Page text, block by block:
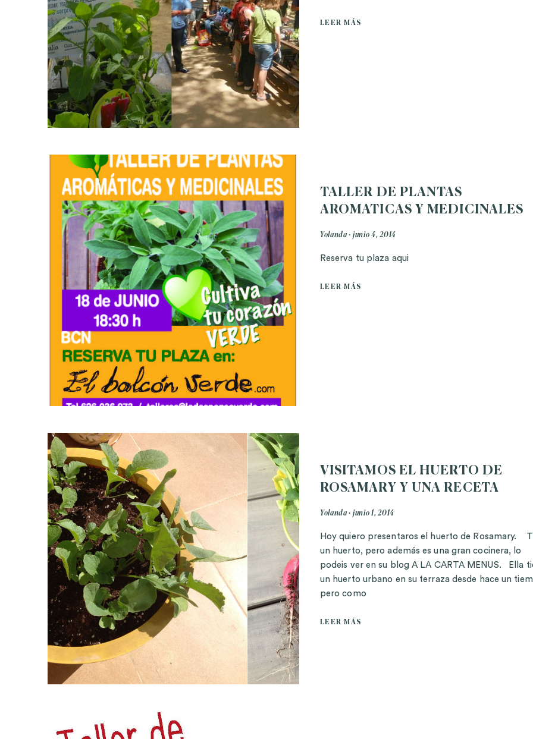
LEER MÁS
TALLER DE PLANTAS
AROMATICAS Y MEDICINALES
Yolanda junio 4, 2014
Reserva tu plaza aqui
LEER MÁS
VISITAMOS EL HUERTO DE
ROSAMARY Y UNA RECETA
Yolanda junio 1, 2014
Hoy quiero presentaros el huerto de Rosamary.
un huerto, pero además es una gran cocinera, lo
podeis ver en su blog A LA CARTA MENUS. Ella
un huerto urbano en su terraza desde hace un
pero como
LEER MÁS